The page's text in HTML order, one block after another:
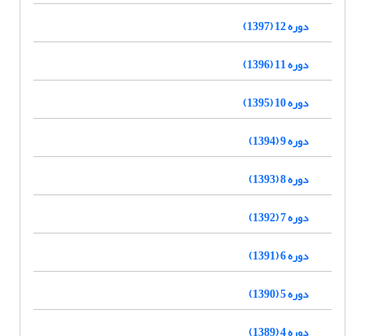
دوره 12 (1397)
دوره 11 (1396)
دوره 10 (1395)
دوره 9 (1394)
دوره 8 (1393)
دوره 7 (1392)
دوره 6 (1391)
دوره 5 (1390)